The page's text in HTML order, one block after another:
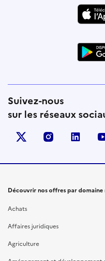
Suivez-nous
sur les réseaux
X (anciennement
instagram
Découvrir nos offres par
Achats
Affaires juridiques
Agriculture